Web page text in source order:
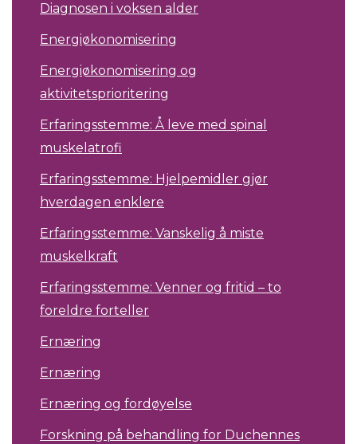
Diagnosen i voksen alder
Energiøkonomisering
Energiøkonomisering og
aktivitetsprioritering
Erfaringsstemme: Å leve med spinal
muskelatrofi
Erfaringsstemme: Hjelpemidler gjør
hverdagen enklere
Erfaringsstemme: Vanskelig å miste
muskelkraft
Erfaringsstemme: Venner og fritid – to
foreldre forteller
Ernæring
Ernæring
Ernæring og fordøyelse
Forskning på behandling for Duchennes